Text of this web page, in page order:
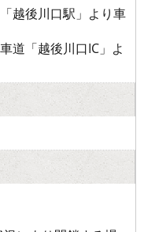
越後川口駅」より車
道「越後川口IC」よ